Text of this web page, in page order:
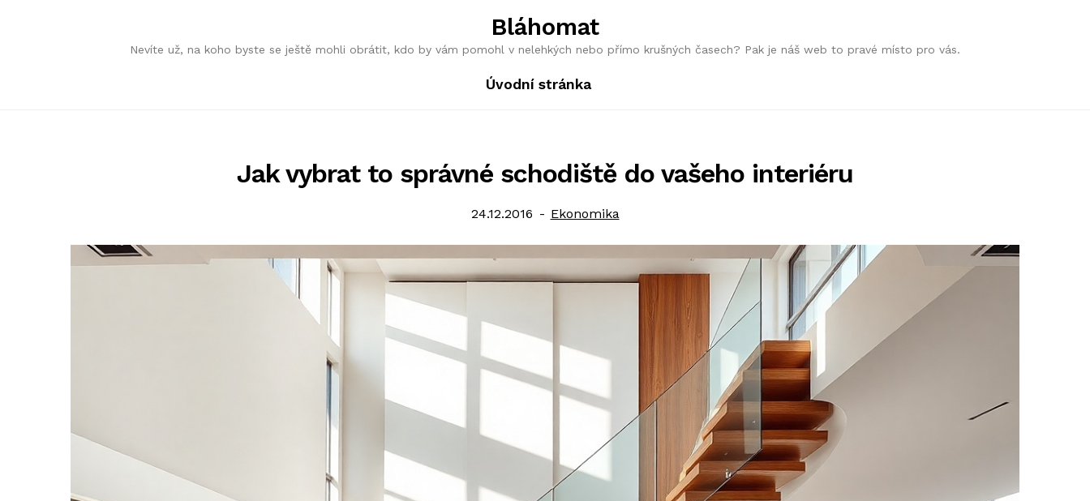
Bláhomat
Nevíte už, na koho byste se ještě mohli obrátit, kdo by vám pomohl v nelehkých nebo přímo krušných časech? Pak je náš web to pravé místo pro vás.
Úvodní stránka
Jak vybrat to správné schodiště do vašeho interiéru
Posted
24.12.2016 Category:
Ekonomika